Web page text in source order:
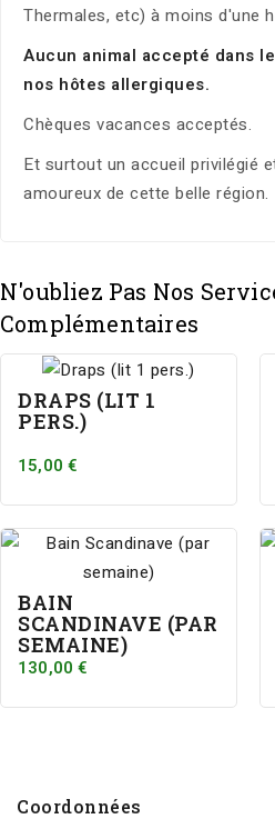
Thermales, etc) à moins d'une
Aucun animal accepté dans
nos hôtes allergiques.
Chèques vacances acceptés.
Et surtout un accueil privilégié
amoureux de cette belle région.
N'oubliez Pas Nos
Complémentaires
DRAPS (LIT 1
PERS.)
15,00 €
BAIN
SCANDINAVE (PAR
SEMAINE)
130,00 €
Coordonnées